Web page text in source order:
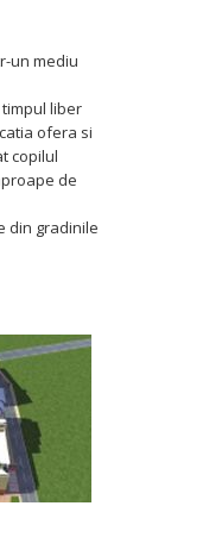
un mediu
liber
ofera si
copilul
de
din gradinile